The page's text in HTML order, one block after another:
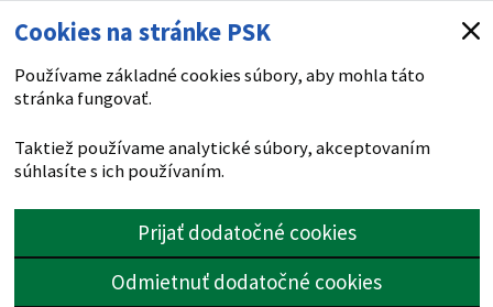
Cookies na stránke PSK
Používame základné cookies súbory, aby mohla táto
stránka fungovať.
Taktiež používame analytické súbory, akceptovaním
súhlasíte s ich používaním.
Prijať dodatočné cookies
Odmietnuť dodatočné cookies